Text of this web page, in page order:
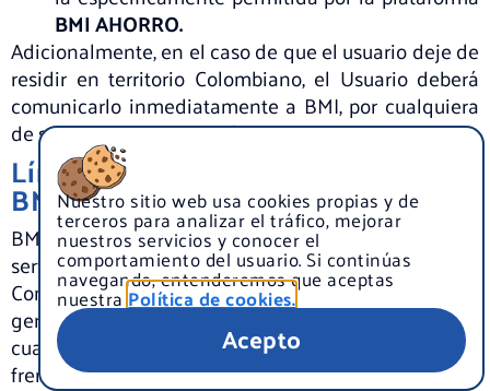
BMI AHORRO.
Adicionalmente, en el caso de que el usuario deje de
residir en territorio Colombiano, el Usuario deberá
comunicarlo inmediatamente a BMI, por cualquiera
de sus canales de atención.
Límites de la responsabilidad de
BMI.
BMI es ajeno a las adquisiciones de productos o
servicios que se ejecuten entre el Usuario y cada
Comercio Aliado, salvo la gestión de los aportes que
genere cada compra a su valor acumulado. Por lo
cual no tendrá responsabilidad de ninguna índole,
frente a eventos de incumplimiento o fallas calidad
Nuestro sitio web usa cookies propias y de
terceros para analizar el tráfico, mejorar
nuestros servicios y conocer el
comportamiento del usuario. Si continúas
navegando, entenderemos que aceptas
nuestraPolítica de cookies.
Acepto